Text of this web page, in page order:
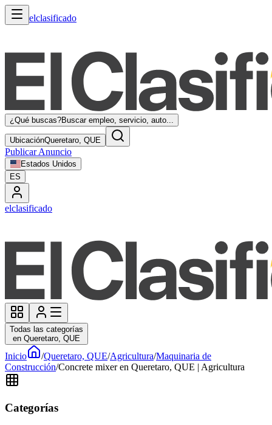
elclasificado
¿Qué buscas?Buscar empleo, servicio, auto...
UbicaciónQueretaro, QUE
Publicar Anuncio
Estados Unidos
ES
elclasificado
Todas las categorías
en Queretaro, QUE
Inicio /Queretaro, QUE/Agricultura/Maquinaria de
Construcción/Concrete mixer en Queretaro, QUE | Agricultura
Categorías